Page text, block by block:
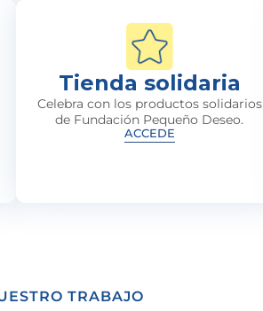
Tienda solidaria
Celebra con los productos solidarios
de Fundación Pequeño Deseo.
ACCEDE
TRABAJO